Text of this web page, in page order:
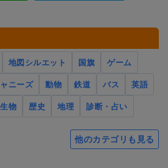
地図シルエット 国旗
ゲーム
ニーズ 動物 鉄道 バス
英語
物 歴史 地理 診断・占い
他のカテゴリも見る